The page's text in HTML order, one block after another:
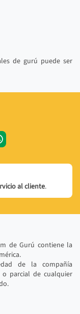
de gurú puede ser
al cliente.
de Gurú contiene la
de la compañía
parcial de cualquier